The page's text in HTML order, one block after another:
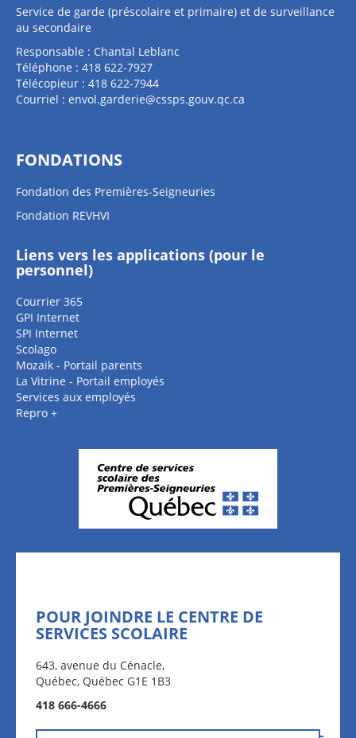
Service de garde (préscolaire et primaire) et de surveillance
au secondaire
Responsable : Chantal Leblanc
Téléphone : 418 622-7927
Télécopieur : 418 622-7944
Courriel : envol.garderie@cssps.gouv.qc.ca
FONDATIONS
Fondation des Premières-Seigneuries
Fondation REVHVI
Liens vers les applications (pour le
personnel)
Courrier 365
GPI Internet
SPI Internet
Scolago
Mozaik - Portail parents
La Vitrine - Portail employés
Services aux employés
Repro +
POUR JOINDRE LE CENTRE DE
SERVICES SCOLAIRE
643, avenue du Cénacle,
Québec, Québec G1E 1B3
418 666-4666